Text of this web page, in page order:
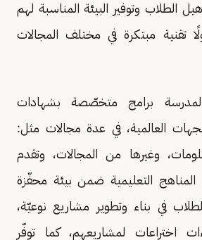
الطلاب وتوفير البيئة المناسبة لهم
تقنية مبتكرة في مختلف المجالات
برامج متخصّصة بشهادات
العالمية، في عدة مجالات مثل:
وغيرها من المجالات، وتقدم
التعليمية ضمن بيئة محفّزة
في بناء وتطوير مشاريع نوعيّة،
اختراعات لمشاريعهم، كما توفّر